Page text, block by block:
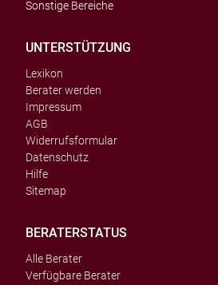
Sonstige Bereiche
UNTERSTÜTZUNG
Lexikon
Berater werden
Impressum
AGB
Widerrufsformular
Datenschutz
Hilfe
Sitemap
BERATERSTATUS
Alle Berater
Verfügbare Berater